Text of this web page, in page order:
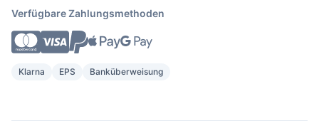
Verfügbare Zahlungsmethoden
Klarna EPS Banküberweisung